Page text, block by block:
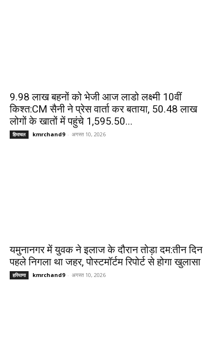
9.98 लाख बहनों को भेजी आज लाडो लक्ष्मी 10वीं
किश्त:CM सैनी ने प्रेस वार्ता कर बताया, 50.48 लाख
लोगों के खातों में पहुंचे ₹1,595.50...
हिमाचल kmrchand9 - अगस्त 10, 2026
यमुनानगर में युवक ने इलाज के दौरान तोड़ा दम:तीन दिन
पहले निगला था जहर, पोस्टमॉर्टम रिपोर्ट से होगा खुलासा
हरियाणा kmrchand9 - अगस्त 10, 2026